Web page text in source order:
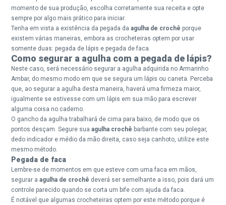
momento de sua produção, escolha corretamente sua receita e opte
sempre por algo mais prático para iniciar.
Tenha em vista a existência da pegada daagulha de crochê porque
existem várias maneiras, embora as crocheteiras optem por usar
somente duas: pegada de lápis e pegada de faca.
Como segurar a agulha com a pegada de lápis?
Neste caso, será necessário segurar a agulha adquirida no Armarinho
Ambar, do mesmo modo em que se segura um lápis ou caneta. Perceba
que, ao segurar a agulha desta maneira, haverá uma firmeza maior,
igualmente se estivesse com um lápis em sua mão para escrever
alguma coisa no caderno.
O gancho da agulha trabalhará de cima para baixo, de modo que os
pontos desçam. Segure suaagulha crochê barbante com seu polegar,
dedo indicador e médio da mão direita, caso seja canhoto, utilize este
mesmo método.
Pegada de faca
Lembre-se de momentos em que esteve com uma faca em mãos,
segurar aagulha de crochê deverá ser semelhante a isso, pois dará um
controle parecido quando se corta um bife com ajuda da faca.
É notável que algumas crocheteiras optem por este método porque é